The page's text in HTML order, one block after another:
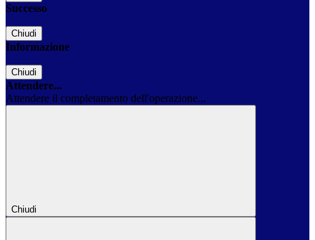
Successo
Chiudi
Informazione
Chiudi
Attendere...
Attendere il completamento dell'operazione...
Chiudi